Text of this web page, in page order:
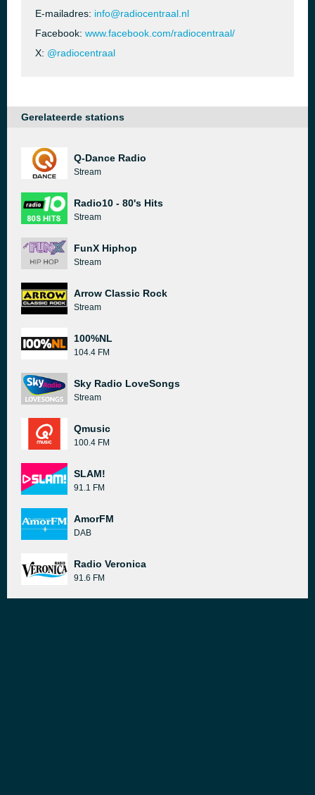
E-mailadres: info@radiocentraal.nl
Facebook: www.facebook.com/radiocentraal/
X: @radiocentraal
Gerelateerde stations
Q-Dance Radio
Stream
Radio10 - 80's Hits
Stream
FunX Hiphop
Stream
Arrow Classic Rock
Stream
100%NL
104.4 FM
Sky Radio LoveSongs
Stream
Qmusic
100.4 FM
SLAM!
91.1 FM
AmorFM
DAB
Radio Veronica
91.6 FM